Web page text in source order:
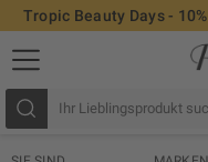
Tropic Beauty Days -